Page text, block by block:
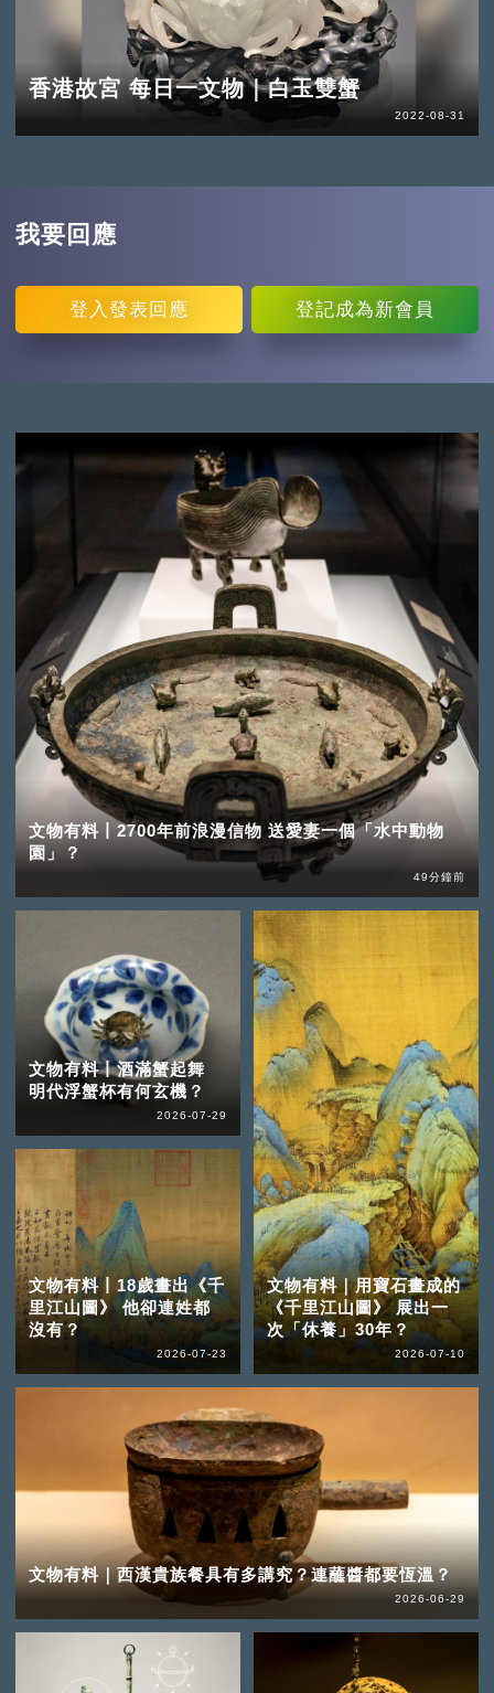
香港故宮 每日一文物｜白玉雙蟹
2022-08-31
我要回應
登入 發表回應 登記成為新會員
文物有料丨2700年前浪漫信物 送愛妻一個「水中動物
園」？
49分鐘前
文物有料丨酒滿蟹起舞
明代浮蟹杯有何玄機？
2026-07-29
文物有料丨18歲畫出《千
里江山圖》 他卻連姓都
沒有？
2026-07-23
文物有料｜用寶石畫成的
《千里江山圖》 展出一
次「休養」30年？
2026-07-10
文物有料｜西漢貴族餐具有多講究？連蘸醬都要恆溫？
2026-06-29